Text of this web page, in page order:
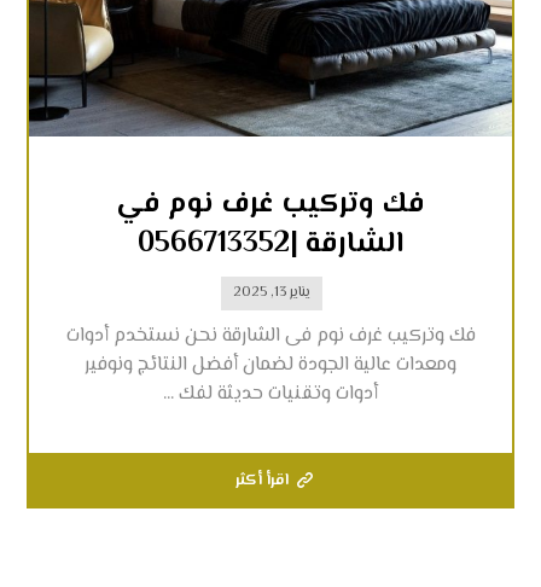
فك وتركيب غرف نوم في
الشارقة |0566713352
يناير 13, 2025
فك وتركيب غرف نوم فى الشارقة نحن نستخدم أدوات
ومعدات عالية الجودة لضمان أفضل النتائج ونوفير
أدوات وتقنيات حديثة لفك ...
اقرأ أكثر